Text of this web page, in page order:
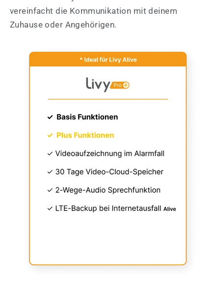
vereinfacht die Kommunikation mit deinem
Zuhause oder Angehörigen.